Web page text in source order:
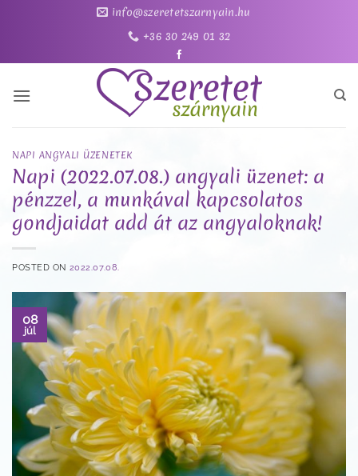
info@szeretetszarnyain.hu
+36 30 249 01 32
NAPI ANGYALI ÜZENETEK
Napi (2022.07.08.) angyali üzenet: a
pénzzel, a munkával kapcsolatos
gondjaidat add át az angyaloknak!
POSTED ON 2022.07.08.
08
júl